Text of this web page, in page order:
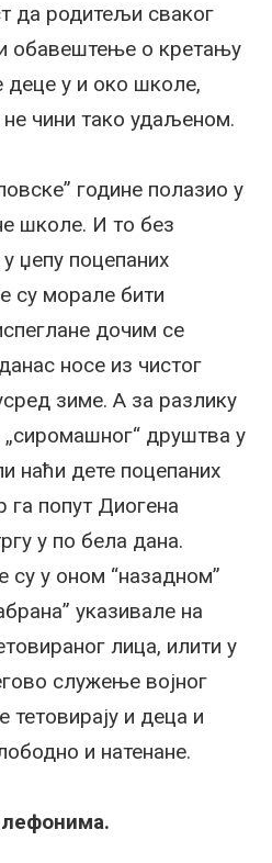
да родитељи сваког
обавештење о кретању
деце у и око школе,
чини тако удаљеном.
године полазио у
школе. И то без
џепу поцепаних
су морале бити
дочим се
носе из чистог
зиме. А за разлику
„сиромашног“ друштва у
наћи дете поцепаних
га попут Диогена
у по бела дана.
су у оном “назадном”
указивале на
лица, илити у
служење војног
тетовирају и деца и
и натенане.